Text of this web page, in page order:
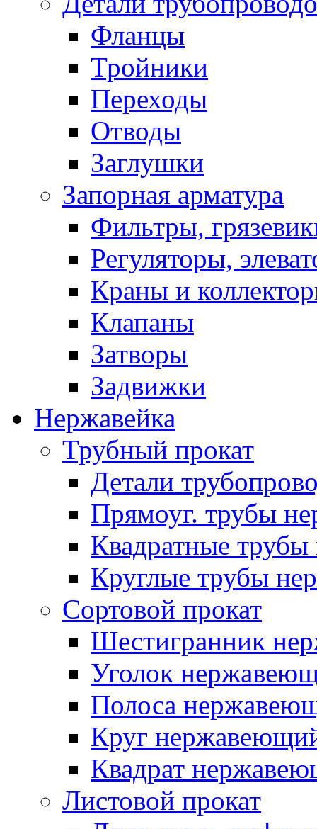
Фланцы
Тройники
Переходы
Отводы
Заглушки
Запорная арматура
Фильтры,
Регуляторы,
Краны и
Клапаны
Затворы
Задвижки
Нержавейка
Трубный прокат
Детали
Прямоуг. трубы
Квадратные
Круглые трубы
Сортовой прокат
Шестигранник
Уголок
Полоса
Круг
Квадрат
Листовой прокат